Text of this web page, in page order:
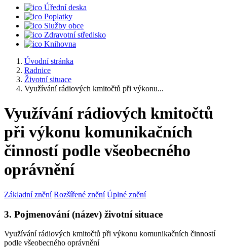
Úřední deska
Poplatky
Služby obce
Zdravotní středisko
Knihovna
Úvodní stránka
Radnice
Životní situace
Využívání rádiových kmitočtů při výkonu...
Využívání rádiových kmitočtů
při výkonu komunikačních
činností podle všeobecného
oprávnění
Základní znění Rozšířené znění Úplné znění
3. Pojmenování (název) životní situace
Využívání rádiových kmitočtů při výkonu komunikačních činností
podle všeobecného oprávnění